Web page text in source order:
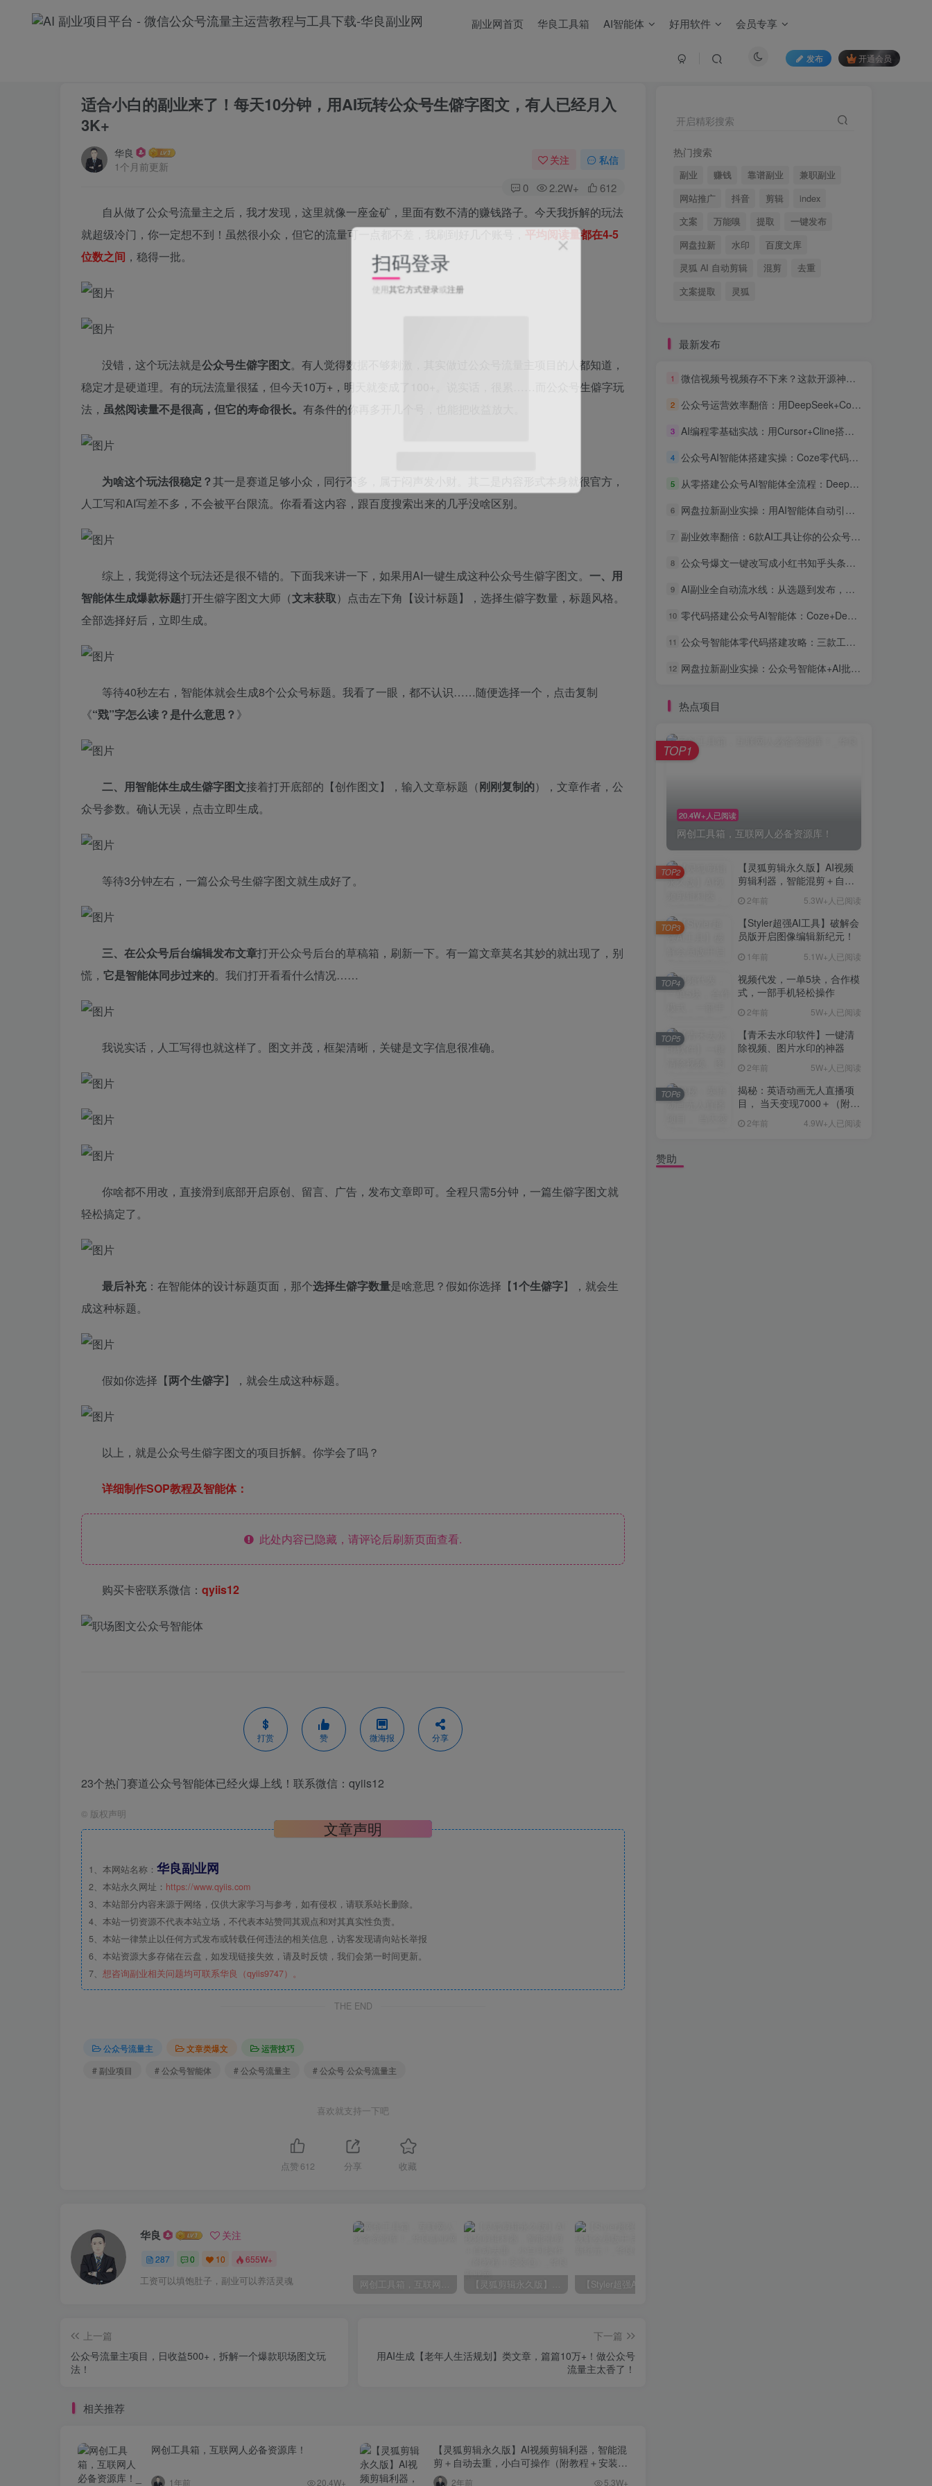
副业网首页 华良工具箱 AI智能体 好用软件 会员专享
发布 开通会员
适合小白的副业来了！每天10分钟，用AI玩转公众号生僻字图文，有人已经月入
3K+
华良
1个月前更新
关注 私信
0 2.2W+ 612
自从做了公众号流量主之后，我才发现，这里就像一座金矿，里面有数不清的赚钱路子。今天我拆解的玩法
就超级冷门，你一定想不到！虽然很小众，但它的流量可一点都不差，我刷到好几个账号，
平均阅读量都在4-5
位数之间 ，稳得一批。
没错，这个玩法就是公众号生僻字图文。有人觉得数据不够刺激，其实做过公众号流量主项目的人都知道，
稳定才是硬道理。有的玩法流量很猛，但今天10万+，明天就变成了100+。说实话，很累……而公众号生僻字玩
法， 虽然阅读量不是很高，但它的寿命很长。 有条件的你再多开几个号，也能把收益放大。
为啥这个玩法很稳定？其一是赛道足够小众，同行不多，属于闷声发小财。其二是内容形式本身就很官方，
人工写和AI写差不多，不会被平台限流。你看看这内容，跟百度搜索出来的几乎没啥区别。
综上，我觉得这个玩法还是很不错的。下面我来讲一下，如果用AI一键生成这种公众号生僻字图文。 一、用
智能体生成爆款标题打开生僻字图文大师（文末获取）点击左下角【设计标题】，选择生僻字数量，标题风格。
全部选择好后，立即生成。
等待40秒左右，智能体就会生成8个公众号标题。我看了一眼，都不认识……随便选择一个，点击复制
《“戣”字怎么读？是什么意思？》
二、用智能体生成生僻字图文接着打开底部的【创作图文】，输入文章标题（刚刚复制的），文章作者，公
众号参数。确认无误，点击立即生成。
等待3分钟左右，一篇公众号生僻字图文就生成好了。
三、在公众号后台编辑发布文章打开公众号后台的草稿箱，刷新一下。有一篇文章莫名其妙的就出现了，别
慌， 它是智能体同步过来的。我们打开看看什么情况……
我说实话，人工写得也就这样了。图文并茂，框架清晰，关键是文字信息很准确。
你啥都不用改，直接滑到底部开启原创、留言、广告，发布文章即可。全程只需5分钟，一篇生僻字图文就
轻松搞定了。
最后补充 ：在智能体的设计标题页面，那个选择生僻字数量是啥意思？假如你选择【1个生僻字】，就会生
成这种标题。
假如你选择【两个生僻字】，就会生成这种标题。
以上，就是公众号生僻字图文的项目拆解。你学会了吗？
详细制作SOP教程及智能体：
此处内容已隐藏，请评论后刷新页面查看.
购买卡密联系微信： qyiis12
打赏 赞 微海报 分享
23个热门赛道公众号智能体已经火爆上线！联系微信：qyiis12
© 版权声明
文章声明
1、本网站名称： 华良副业网
2、本站永久网址： https://www.qyiis.com
3、本站部分内容来源于网络，仅供大家学习与参考，如有侵权，请联系站长删除。
4、本站一切资源不代表本站立场，不代表本站赞同其观点和对其真实性负责。
5、本站一律禁止以任何方式发布或转载任何违法的相关信息，访客发现请向站长举报
6、本站资源大多存储在云盘，如发现链接失效，请及时反馈，我们会第一时间更新。
7、 想咨询副业相关问题均可联系华良（qyiis9747）。
THE END
公众号流量主 文章类爆文
运营技巧
# 副业项目
# 公众号智能体 # 公众号流量主 # 公众号 公众号流量主
喜欢就支持一下吧
点赞 612 分享 收藏
华良 关注
287 0 10 655W+
工资可以填饱肚子，副业可以养活灵魂 网创工具箱，互联网人必备资源库！ 【灵狐剪辑永久版】AI视频剪辑利器，智能混剪＋自动去重，小白可操作（附教程＋安装包）
上一篇
公众号流量主项目，日收益500+，拆解一个爆款职场图文玩
法！
下一篇
用AI生成【老年人生活规划】类文章，篇篇10万+！做公众号
流量主太香了！
相关推荐
网创工具箱，互联网人必备资源库！
1年前 20.4W+
【灵狐剪辑永久版】AI视频剪辑利器，智能混
剪＋自动去重，小白可操作（附教程＋安装
包）
2年前 5.3W+
搜索 直接输关键词找你想要的
开启精彩搜索
热门搜索
副业 赚钱 靠谱副业
兼职副业
网站推广
抖音 剪辑
index
文案
万能嗅 提取
一键发布
网盘拉新
水印
百度文库
灵狐 AI 自动剪辑
混剪
去重
文案提取
灵狐
最新发布
1 微信视频号视频存不下来？这款开源神器一键下载，批量+解密+去重全免费
2 公众号运营效率翻倍：用DeepSeek+Coze搭建AI客服智能体，粉丝互动率提升300%
3 AI编程零基础实战：用Cursor+Cline搭建公众号内容自动采集发布系统，全流程可复现
4 公众号AI智能体搭建实操：Coze零代码接入，自动回复用户咨询效率提升3倍
5 从零搭建公众号AI智能体全流程：DeepSeek+Coze+飞书自动化副业实战指南
6 网盘拉新副业实操：用AI智能体自动引流日入300+
7 副业效率翻倍：6款AI工具让你的公众号运营和副业项目自动化实战指南
8 公众号爆文一键改写成小红书知乎头条：AI智能体跨平台分发实操教程
9 AI副业全自动流水线：从选题到发布，一个人管三个公众号的矩阵赚钱实操
10 零代码搭建公众号AI智能体：Coze+DeepSeek接微信客服与自动回复教程
11 公众号智能体零代码搭建攻略：三款工具让你的号24小时自动变现
12 网盘拉新副业实操：公众号智能体+AI批量做内容引流全流程
热点项目
20.4W+人已阅读
网创工具箱，互联网人必备资源库！
TOP1
【灵狐剪辑永久版】AI视频
剪辑利器，智能混剪＋自动
＋安装包）
2年前 5.3W+人已阅读
TOP2
【Styler超强AI工具】破解会
员版开启图像编辑新纪元！
1年前 5.1W+人已阅读
TOP3
视频代发，一单5块，合作模
式，一部手机轻松操作
2年前 5W+人已阅读
TOP4
【青禾去水印软件】一键清
除视频、图片水印的神器
2年前 5W+人已阅读
TOP5
揭秘：英语动画无人直播项
目， 当天变现7000＋（附详
2年前 4.9W+人已阅读
TOP6
赞助
扫码登录
使用其它方式登录或注册